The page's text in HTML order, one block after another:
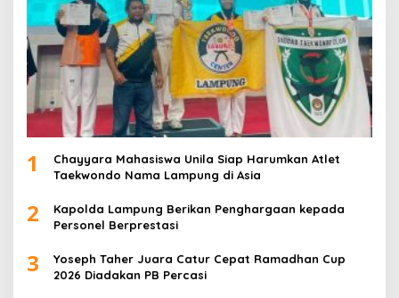
1
Chayyara Mahasiswa Unila Siap Harumkan Atlet
Taekwondo Nama Lampung di Asia
2
Kapolda Lampung Berikan Penghargaan kepada
Personel Berprestasi
3
Yoseph Taher Juara Catur Cepat Ramadhan Cup
2026 Diadakan PB Percasi